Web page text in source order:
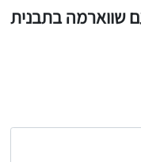
שווארמה בתבנית